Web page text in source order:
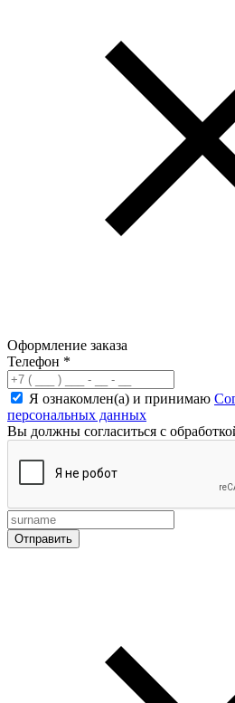
Оформление заказа
Телефон *
Я ознакомлен(а) и принимаю
персональных данных
Вы должны согласиться с